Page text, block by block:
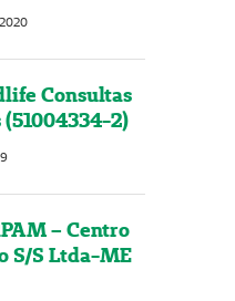
Consultas
2)
– Centro
S/S Ltda-ME